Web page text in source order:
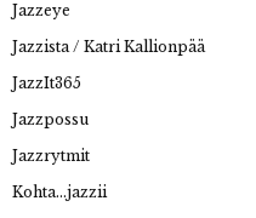
Jazzeye
Jazzista / Katri Kallionpää
JazzIt365
Jazzpossu
Jazzrytmit
Kohta…jazzii